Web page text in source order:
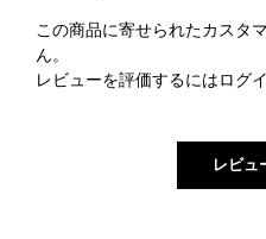
この商品に寄せられたカスタ
ん。
レビューを評価するには ログ